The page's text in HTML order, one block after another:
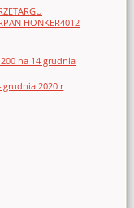
HONKER4012
na 14 grudnia
grudnia 2020 r